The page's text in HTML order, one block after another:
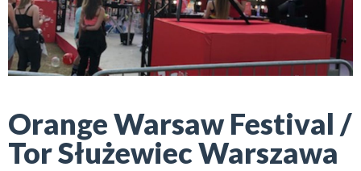
Orange Warsaw Festival /
Tor Służewiec Warszawa